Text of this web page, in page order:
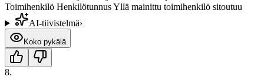
Toimihenkilö Henkilötunnus Yllä mainittu toimihenkilö sitoutuu
AI-tiivistelmä›
Koko pykälä
8.